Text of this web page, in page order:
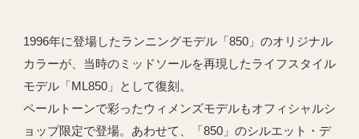
1996年に登場したランニングモデル「850」のオリジナル
カラーが、当時のミッドソールを再現したライフスタイル
モデル「ML850」として復刻。
ペールトーンで彩ったウィメンズモデルもオフィシャルシ
ョップ限定で登場。あわせて、「850」のシルエット・デ